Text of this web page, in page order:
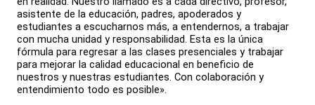
asistente de la educación, padres, apoderados y
estudiantes a escucharnos más, a entendernos, a trabajar
con mucha unidad y responsabilidad. Esta es la única
fórmula para regresar a las clases presenciales y trabajar
para mejorar la calidad educacional en beneficio de
nuestros y nuestras estudiantes. Con colaboración y
entendimiento todo es posible».